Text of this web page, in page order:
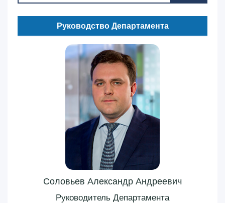
Руководство Департамента
Соловьев Александр Андреевич
Руководитель Департамента